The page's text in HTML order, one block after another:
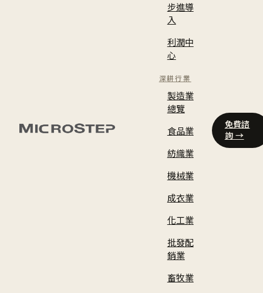
步進導
入
利潤中
心
深耕行業
製造業
總覽
食品業
紡織業
機械業
成衣業
化工業
批發配
銷業
畜牧業
免費諮
詢 →